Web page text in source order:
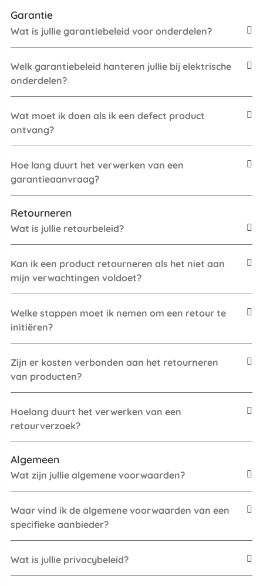
Garantie
Wat is jullie garantiebeleid voor onderdelen?
Welk garantiebeleid hanteren jullie bij elektrische
onderdelen?
Wat moet ik doen als ik een defect product
ontvang?
Hoe lang duurt het verwerken van een
garantieaanvraag?
Retourneren
Wat is jullie retourbeleid?
Kan ik een product retourneren als het niet aan
mijn verwachtingen voldoet?
Welke stappen moet ik nemen om een retour te
initiëren?
Zijn er kosten verbonden aan het retourneren
van producten?
Hoelang duurt het verwerken van een
retourverzoek?
Algemeen
Wat zijn jullie algemene voorwaarden?
Waar vind ik de algemene voorwaarden van een
specifieke aanbieder?
Wat is jullie privacybeleid?